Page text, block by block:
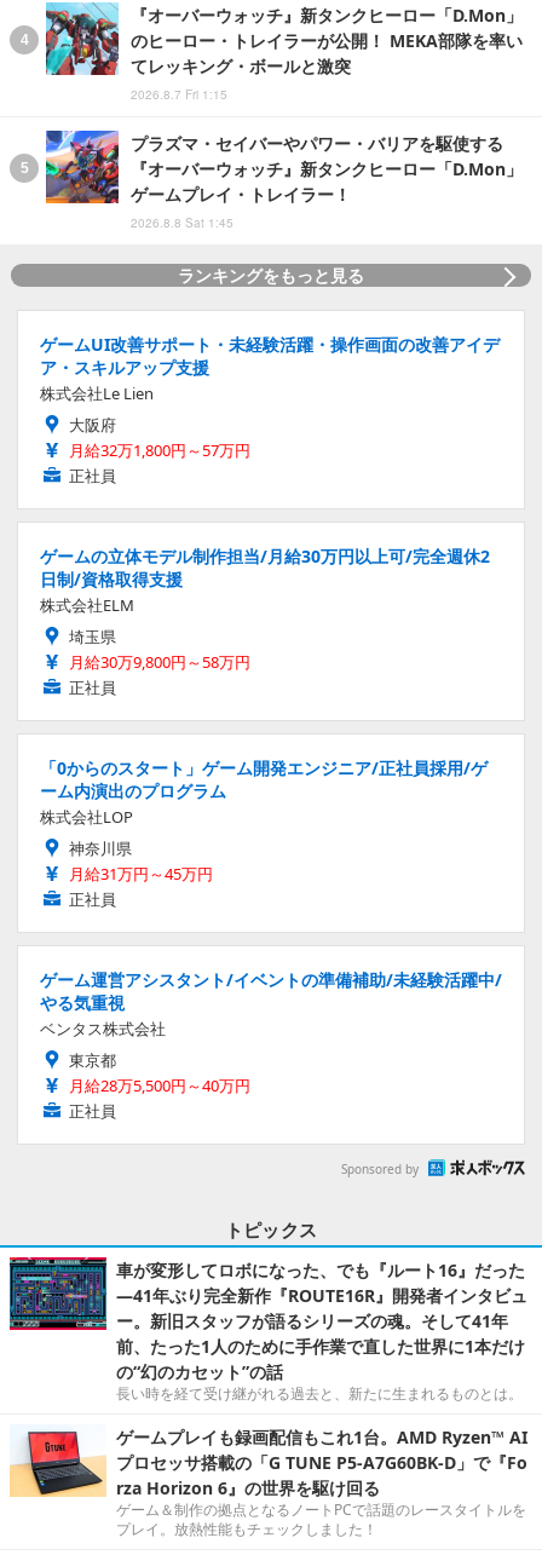
『オーバーウォッチ』新タンクヒーロー「D.Mon」
のヒーロー・トレイラーが公開！ MEKA部隊を率い
てレッキング・ボールと激突
2026.8.7 Fri 1:15
プラズマ・セイバーやパワー・バリアを駆使する
『オーバーウォッチ』新タンクヒーロー「D.Mon」
ゲームプレイ・トレイラー！
2026.8.8 Sat 1:45
ランキングをもっと見る
ゲームUI改善サポート・未経験活躍・操作画面の改善アイデ
ア・スキルアップ支援
株式会社Le Lien
大阪府
月給32万1,800円～57万円
正社員
ゲームの立体モデル制作担当/月給30万円以上可/完全週休2
日制/資格取得支援
株式会社ELM
埼玉県
月給30万9,800円～58万円
正社員
「0からのスタート」ゲーム開発エンジニア/正社員採用/ゲ
ーム内演出のプログラム
株式会社LOP
神奈川県
月給31万円～45万円
正社員
ゲーム運営アシスタント/イベントの準備補助/未経験活躍中/
やる気重視
ベンタス株式会社
東京都
月給28万5,500円～40万円
正社員
Sponsored by
トピックス
車が変形してロボになった、でも『ルート16』だった
―41年ぶり完全新作『ROUTE16R』開発者インタビュ
ー。新旧スタッフが語るシリーズの魂。そして41年
前、たった1人のために手作業で直した世界に1本だけ
の“幻のカセット”の話
長い時を経て受け継がれる過去と、新たに生まれるものとは。
ゲームプレイも録画配信もこれ1台。AMD Ryzen™ AI
プロセッサ搭載の「G TUNE P5-A7G60BK-D」で『Fo
rza Horizon 6』の世界を駆け回る
ゲーム＆制作の拠点となるノートPCで話題のレースタイトルを
プレイ。放熱性能もチェックしました！